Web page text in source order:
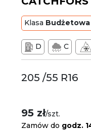
Klasa Budżetowa
D C
205 /55 R16
95 zł/szt.
Zamów do godz.